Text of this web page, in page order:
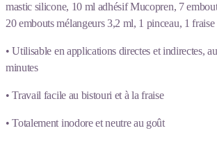
mastic silicone, 10 ml adhésif Mucopren, 7
20 embouts mélangeurs 3,2 ml, 1 pinceau, 1 fraise
• Utilisable en applications directes et indirectes,
minutes
• Travail facile au bistouri et à la fraise
• Totalement inodore et neutre au goût